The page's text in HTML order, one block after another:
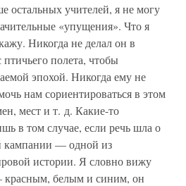
остальных учителей, я не могу
«упущения». Что я
Никогда не делал он в
птичьего полета, чтобы
эпохой. Никогда ему не
нам сориентироваться в этом
мест и т. д. Какие-то
в том случае, если речь шла о
кампании — одной из
истории. Я словно вижу
красным, белым и синим, он